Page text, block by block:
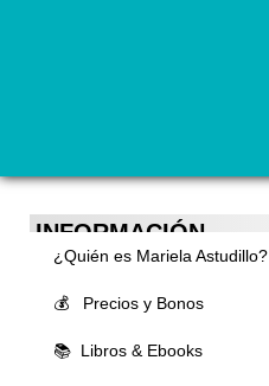
INFORMACIÓN
¿Quién es Mariela Astudillo?
💰 Precios y Bonos
📚 Libros & Ebooks